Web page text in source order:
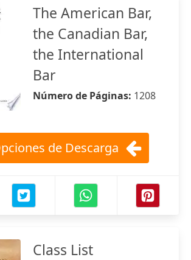
The American Bar,
the Canadian Bar,
the International
Bar
Número de Páginas: 1208
de Descarga
Class List